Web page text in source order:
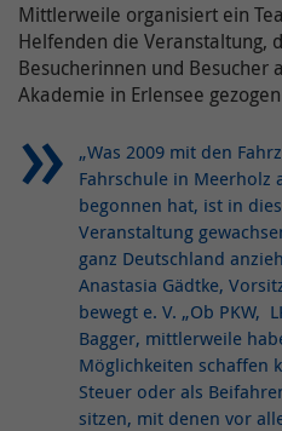
Mittlerweile organisiert ein
Helfenden die Veranstaltung,
Besucherinnen und Besucher
Akademie in Erlensee
„Was 2009 mit den
Fahrschule in Meerholz
begonnen hat, ist in
Veranstaltung
ganz Deutschland
Anastasia Gädtke,
bewegt e. V. „Ob PKW,
Bagger, mittlerweile
Möglichkeiten schaffen
Steuer oder als
sitzen, mit denen vor